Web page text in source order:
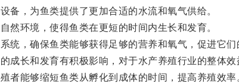
，为鱼类提供了更加合适的水流和氧气供给。
环境，使得鱼类在更短的时间内生长和发育。
，确保鱼类能够获得足够的营养和氧气，促进它们
长和发育有积极影响，对于水产养殖行业的整体效
能够缩短鱼类从孵化到成体的时间，提高养殖效率